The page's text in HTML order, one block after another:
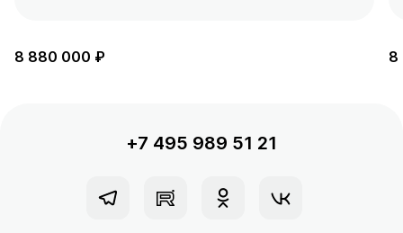
8 880 000 ₽ 8
+7 495 989 51 21